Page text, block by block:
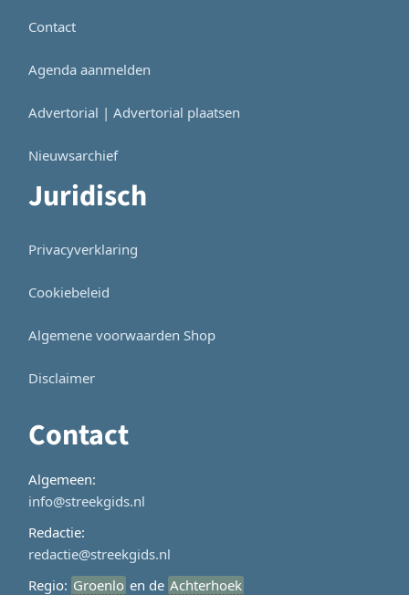
Contact
Agenda aanmelden
Advertorial | Advertorial plaatsen
Nieuwsarchief
Juridisch
Privacyverklaring
Cookiebeleid
Algemene voorwaarden Shop
Disclaimer
Contact
Algemeen:
info@streekgids.nl
Redactie:
redactie@streekgids.nl
Regio: Groenlo en de Achterhoek